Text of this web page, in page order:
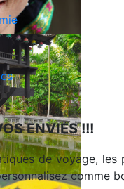
ENVIES !!!
de voyage,
comme